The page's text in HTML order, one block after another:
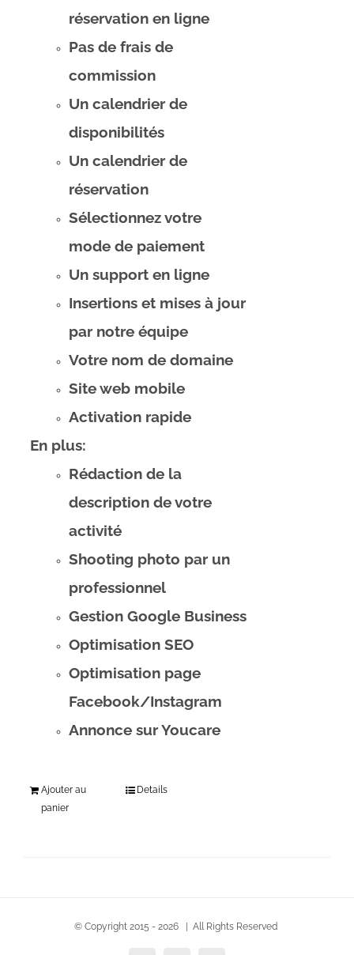
réservation en ligne
Pas de frais de
commission
Un calendrier de
disponibilités
Un calendrier de
réservation
Sélectionnez votre
mode de paiement
Un support en ligne
Insertions et mises à jour
par notre équipe
Votre nom de domaine
Site web mobile
Activation rapide
En plus:
Rédaction de la
description de votre
activité
Shooting photo par un
professionnel
Gestion Google Business
Optimisation SEO
Optimisation page
Facebook/Instagram
Annonce sur Youcare
Ajouter au
panier
Details
© Copyright 2015 - 2026 | All Rights Reserved